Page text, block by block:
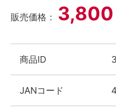
販売価格： 3,800
商品ID
JANコード